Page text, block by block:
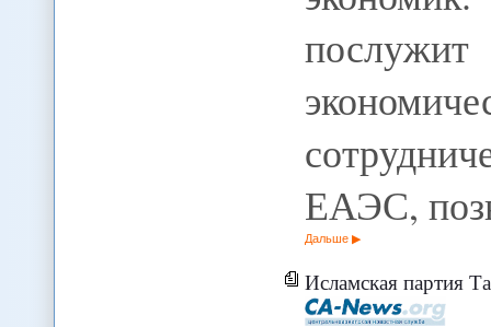
ЕАЭС,
Дальше
Исламская партия